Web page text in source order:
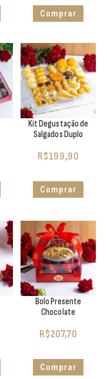
Comprar
Kit Degustação de
Salgados Duplo
R$199,90
Comprar
Bolo Presente
Chocolate
R$207,70
Comprar